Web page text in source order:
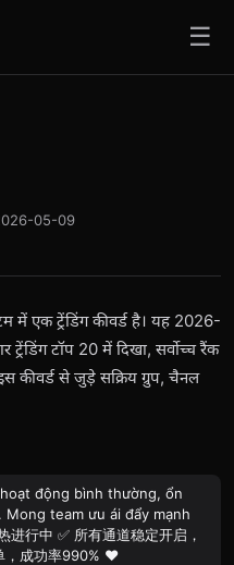
☰
05-09
में एक ट्रेंडिंग कीवर्ड है। यह 2026-
टॉप 20 में दिखा, सर्वोच्च रैंक
कीवर्ड से जुड़े सक्रिय ग्रुप, चैनल
động bình thường, ổn
team ưu ái đẩy mạnh
行中 ✅ 所有通道稳定开启，
，成功率990% ❤️